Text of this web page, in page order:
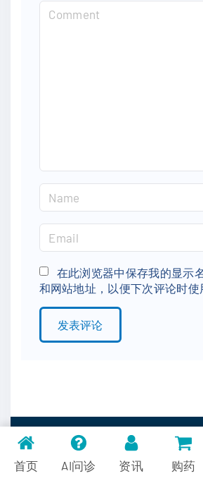
a
e
*
m
a
i
l
在此浏览器中保存我的显示
和网站地址，以便下次评论时使
Contact Us
首页 AI问诊 资讯 购药